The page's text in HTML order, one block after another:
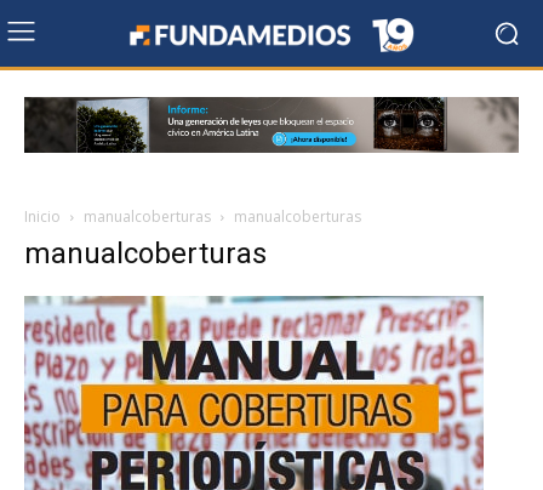
Inicio manualcoberturas manualcoberturas
manualcoberturas